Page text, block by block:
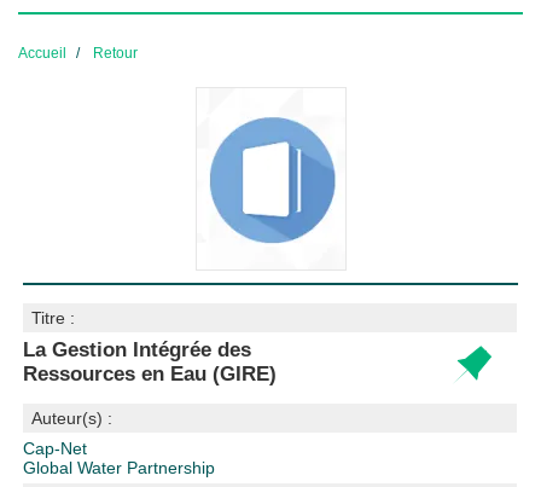
Accueil Retour
Titre :
La Gestion Intégrée des
Ressources en Eau (GIRE)
Auteur(s) :
Cap-Net
Global Water Partnership